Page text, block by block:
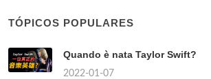
TÓPICOS POPULARES
Quando è nata Taylor Swift?
2022-01-07